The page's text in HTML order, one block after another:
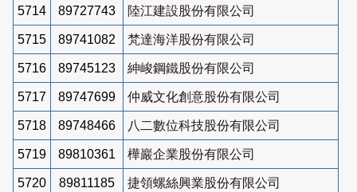
5714 89727743 陸江建設股份有限公司
5715 89741082 梵達海洋股份有限公司
5716 89745123 紳峻鋼鐵股份有限公司
5717 89747699 仲威文化創意股份有限公司
5718 89748466 八二數位科技股份有限公司
5719 89810361 樺巖企業股份有限公司
5720 89811185 捷領螺絲興業股份有限公司